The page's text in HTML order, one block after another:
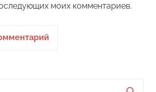
моих комментариев.